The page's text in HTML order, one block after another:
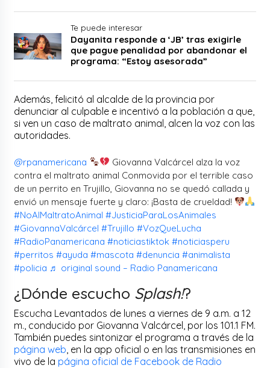
Te puede interesar
Dayanita responde a ‘JB’ tras exigirle
que pague penalidad por abandonar el
programa: “Estoy asesorada”
Además, felicitó al alcalde de la provincia por
denunciar al culpable e incentivó a la población a que,
si ven un caso de maltrato animal, alcen la voz con las
autoridades.
@rpanamericana
Giovanna Valcárcel alza la voz
contra el maltrato animal Conmovida por el terrible caso
de un perrito en Trujillo, Giovanna no se quedó callada y
envió un mensaje fuerte y claro: ¡Basta de crueldad!
#NoAlMaltratoAnimal #JusticiaParaLosAnimales
#GiovannaValcárcel #Trujillo #VozQueLucha
#RadioPanamericana #noticiastiktok #noticiasperu
#perritos #ayuda #mascota #denuncia #animalista
#policia ♬ original sound – Radio Panamericana
¿Dónde escucho Splash!?
Escucha Levantados de lunes a viernes de 9 a.m. a 12
m., conducido por Giovanna Valcárcel, por los 101.1 FM.
También puedes sintonizar el programa a través de la
página web , en la app oficial o en las transmisiones en
vivo de la página oficial de Facebook de Radio